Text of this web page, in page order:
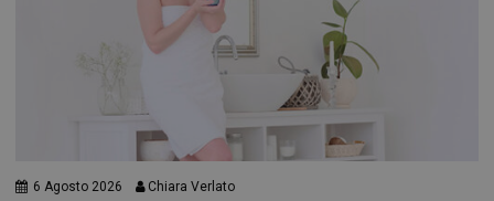
6 Agosto 2026 Chiara Verlato